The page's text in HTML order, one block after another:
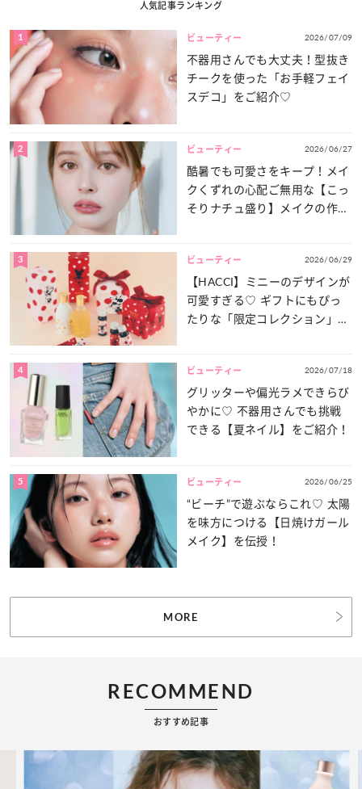
人気記事ランキング
1 ビューティー 2026/07/09
不器用さんでも大丈夫！型抜き
チークを使った「お手軽フェイ
スデコ」をご紹介♡
2 ビューティー 2026/06/27
酷暑でも可愛さをキープ！メイ
クくずれの心配ご無用な【こっ
そりナチュ盛り】メイクの作り
3 ビューティー 2026/06/29
【HACCI】ミニーのデザインが
可愛すぎる♡ ギフトにもぴっ
たりな「限定コレクション」が
4 ビューティー 2026/07/18
グリッターや偏光ラメできらび
やかに♡ 不器用さんでも挑戦
できる【夏ネイル】をご紹介！
5 ビューティー 2026/06/25
“ビーチ”で遊ぶならこれ♡ 太陽
を味方につける【日焼けガール
メイク】を伝授！
MORE
RECOMMEND
おすすめ記事